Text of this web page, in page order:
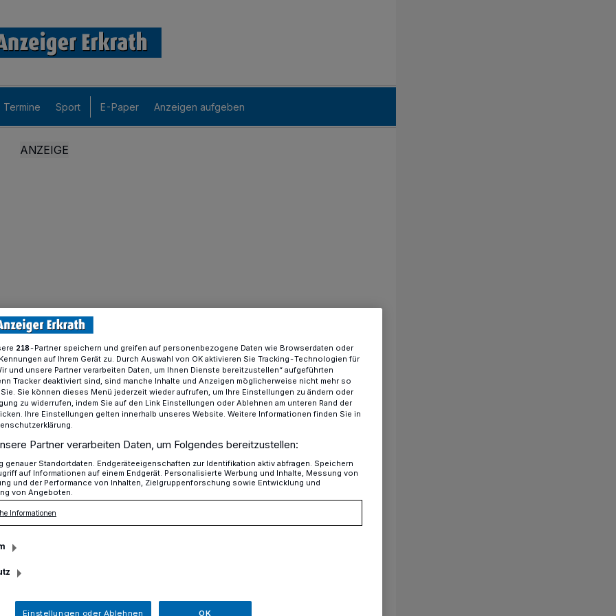
Termine Sport E-Paper Anzeigen aufgeben
Ansegeln auf dem Unterbacher See
See
erste
ist lustig, Eine Seefahrt, die ist schön,
und noch manches andere sehn.
a hi-a hi-a, hol-la-hi-a hol-la-ho“ -
Volksmund bekannte Lied, welches so
wenn er ein Boot betritt.
218-Partner speichern und greifen auf personenbezogene Daten wie Browserdaten oder
auf Ihrem Gerät zu. Durch Auswahl von OK aktivieren Sie Tracking-Technologien für
und unsere Partner verarbeiten Daten, um Ihnen Dienste bereitzustellen“ aufgeführten
Tracker deaktiviert sind, sind manche Inhalte und Anzeigen möglicherweise nicht mehr so
Sie können dieses Menü jederzeit wieder aufrufen, um Ihre Einstellungen zu ändern oder
zu widerrufen, indem Sie auf den Link Einstellungen oder Ablehnen am unteren Rand der
Ihre Einstellungen gelten innerhalb unseres Website. Weitere Informationen finden Sie in
Partner verarbeiten Daten, um Folgendes bereitzustellen:
genauer Standortdaten. Endgeräteeigenschaften zur Identifikation aktiv abfragen. Speichern
auf Informationen auf einem Endgerät. Personalisierte Werbung und Inhalte, Messung von
und der Performance von Inhalten, Zielgruppenforschung sowie Entwicklung und
von Angeboten.
Informationen
Einstellungen oder Ablehnen OK